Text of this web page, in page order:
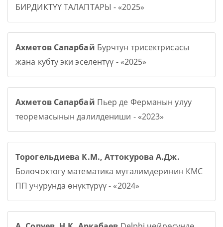
БИРДИКТҮҮ ТАЛАПТАРЫ - «2025»
Ахметов Сапарбай Бурчтун трисектрисасы
жана кубту эки эселентүү - «2025»
Ахметов Сапарбай Пьер де Ферманын улуу
теоремасынын далилдениши - «2023»
Торогельдиева К.М., Аттокурова А.Дж.
Болочоктогу математика мугалимдеринин КМС
ПП учурунда өнүктүрүү - «2024»